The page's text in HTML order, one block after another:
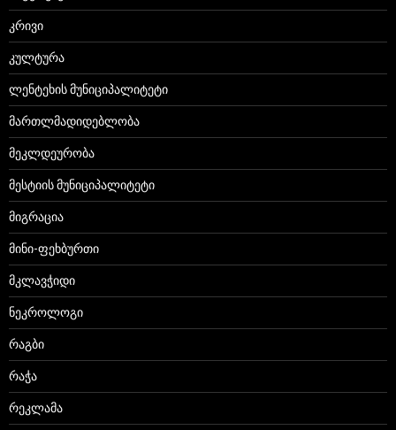
კრივი
კულტურა
ლენტეხის მუნიციპალიტეტი
მართლმადიდებლობა
მეკლდეურობა
მესტიის მუნიციპალიტეტი
მიგრაცია
მინი-ფეხბურთი
მკლავჭიდი
ნეკროლოგი
რაგბი
რაჭა
რეკლამა